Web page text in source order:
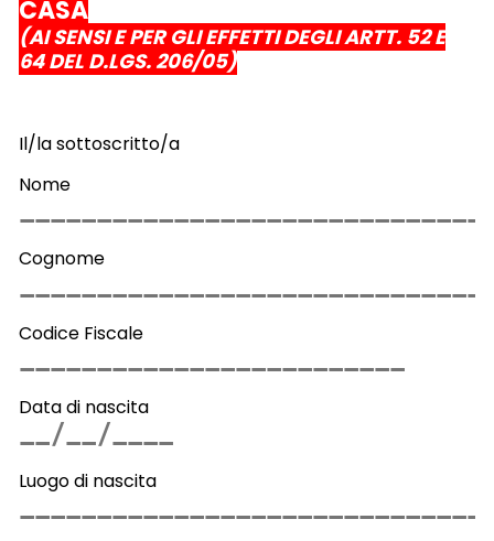
CASA
(AI SENSI E PER GLI EFFETTI DEGLI ARTT. 52 E
64 DEL D.LGS. 206/05)
Il/la sottoscritto/a
Nome
Cognome
Codice Fiscale
Data di nascita
Luogo di nascita